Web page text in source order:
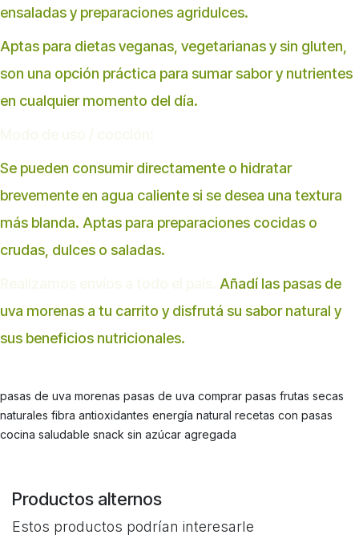
ensaladas y preparaciones agridulces.
Aptas para dietas veganas, vegetarianas y sin gluten,
son una opción práctica para sumar sabor y nutrientes
en cualquier momento del día.
Se pueden consumir directamente o hidratar
brevemente en agua caliente si se desea una textura
más blanda. Aptas para preparaciones cocidas o
crudas, dulces o saladas.
Añadí las pasas de
uva morenas a tu carrito y disfrutá su sabor natural y
sus beneficios nutricionales.
pasas de uva morenas pasas de uva comprar pasas frutas secas
naturales fibra antioxidantes energía natural recetas con pasas
cocina saludable snack sin azúcar agregada
Productos alternos
Estos productos podrían interesarle